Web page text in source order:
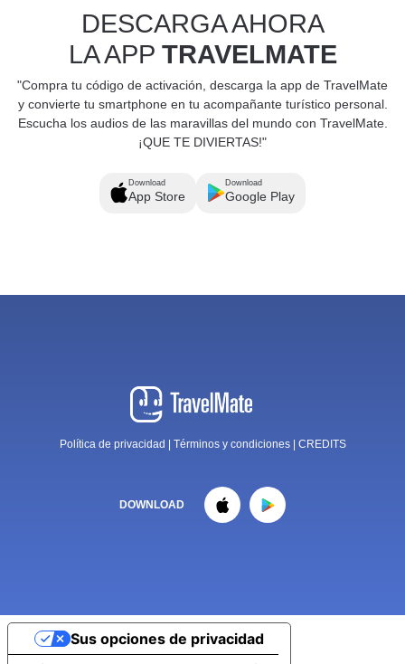
DESCARGA AHORA
LA APP TRAVELMATE
"Compra tu código de activación, descarga la app de TravelMate
y convierte tu smartphone en tu acompañante turístico personal.
Escucha los audios de las maravillas del mundo con TravelMate.
¡QUE TE DIVIERTAS!"
Download
App Store
Download
Google Play
Política de privacidad Términos y condiciones CREDITS
DOWNLOAD
Sus opciones de privacidad